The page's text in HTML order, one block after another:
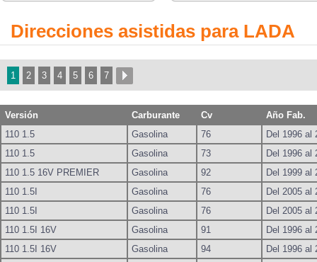
Direcciones asistidas para LADA
1 2 3 4 5 6 7
Versión Carburante Cv
Año Fab.
110 1.5
Gasolina 76
Del 1996 al
110 1.5
Gasolina 73
Del 1996 al
110 1.5 16V PREMIER
Gasolina 92
Del 1999 al
110 1.5I
Gasolina 76
Del 2005 al
110 1.5I
Gasolina 76
Del 2005 al
110 1.5I 16V
Gasolina 91
Del 1996 al
110 1.5I 16V
Gasolina 94
Del 1996 al